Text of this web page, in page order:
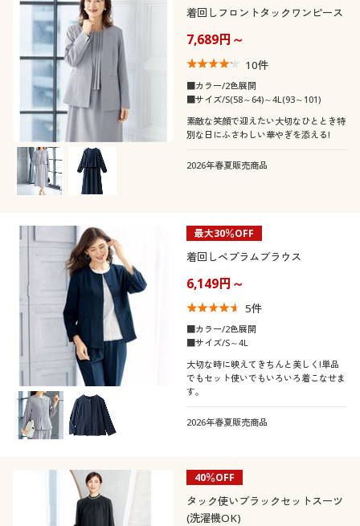
大きいサイズ メンズ
大きいサイズ 事務・制服
カタログ
カタログ・チラシからのご注文
デジタルカタログ
カタログ無料プレゼント
会員メニュー
マイページ
閲覧履歴
お気に入り
ご利用ガイド
カラー
こだわり条件
で絞り込む
柄・デザイン
スリット 無地
プリーツ
袖
ツイード ナイロン
機能・特徴
ウォッシャブル(洗
える)
ストレッチ
冷感・涼感
シーン
フォーマル オフィス
テイスト
カジュアル
着用感
ゆったり
シーズン
着回しフロントタックワンピース
7,689円～
10件
■カラー/2色展開
■サイズ/S(58～64)～4L(93～101)
素敵な笑顔で迎えたい大切なひととき特
別な日にふさわしい華やぎを添える!
2026年春夏販売商品
最大30％OFF
着回しペプラムブラウス
6,149円～
5件
■カラー/2色展開
■サイズ/S～4L
大切な時に映えてきちんと美しく!単品
でもセット使いでもいろいろ着こなせま
す。
2026年春夏販売商品
40％OFF
タック使いブラックセットスーツ
(洗濯機OK)